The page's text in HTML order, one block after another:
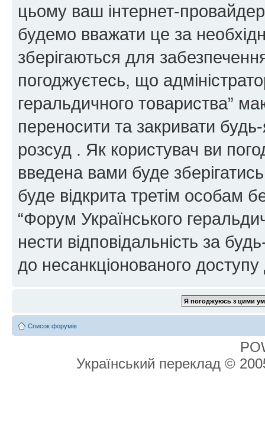
цьому ваш інтернет-
будемо вважати це за
зберігаються для
погоджуєтесь, що
геральдичного товариства”
переносити та закривати
розсуд . Як користувач ви
введена вами буде
буде відкрита третім особам
“Форум Українського
нести відповідальність за
до несанкціонованого доступу
Список форумів
Український переклад ©